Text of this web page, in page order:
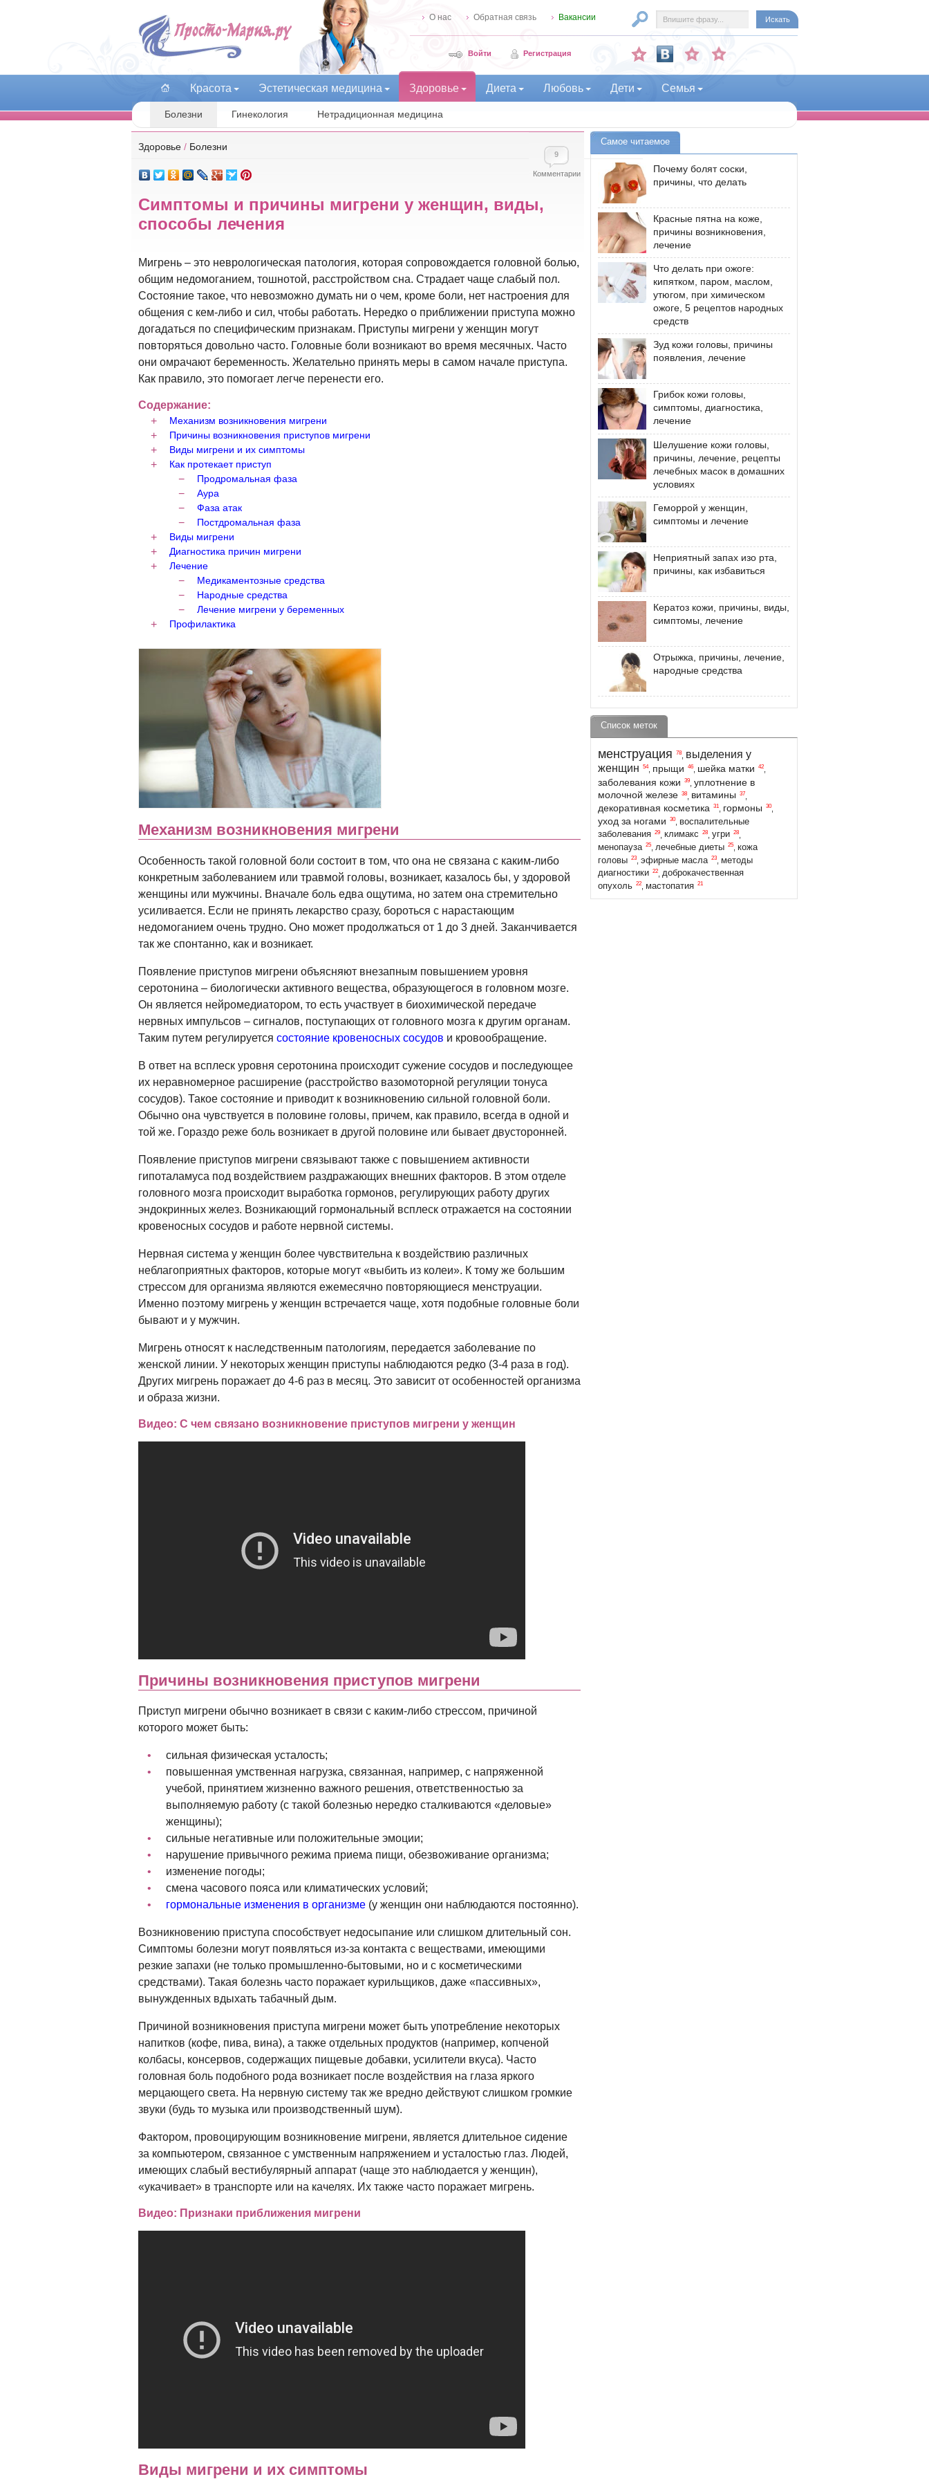
О нас Обратная связь Вакансии
Войти Регистрация
Красота Эстетическая медицина Здоровье Диета Любовь Дети Семья
Болезни Гинекология Нетрадиционная медицина
Здоровье / Болезни
9
Комментарии
Симптомы и причины мигрени у женщин, виды,
способы лечения
Мигрень – это неврологическая патология, которая сопровождается головной болью,
общим недомоганием, тошнотой, расстройством сна. Страдает чаще слабый пол.
Состояние такое, что невозможно думать ни о чем, кроме боли, нет настроения для
общения с кем-либо и сил, чтобы работать. Нередко о приближении приступа можно
догадаться по специфическим признакам. Приступы мигрени у женщин могут
повторяться довольно часто. Головные боли возникают во время месячных. Часто
они омрачают беременность. Желательно принять меры в самом начале приступа.
Как правило, это помогает легче перенести его.
Содержание:
Механизм возникновения мигрени
Причины возникновения приступов мигрени
Виды мигрени и их симптомы
Как протекает приступ
Продромальная фаза
Аура
Фаза атак
Постдромальная фаза
Виды мигрени
Диагностика причин мигрени
Лечение
Медикаментозные средства
Народные средства
Лечение мигрени у беременных
Профилактика
Механизм возникновения мигрени
Особенность такой головной боли состоит в том, что она не связана с каким-либо
конкретным заболеванием или травмой головы, возникает, казалось бы, у здоровой
женщины или мужчины. Вначале боль едва ощутима, но затем она стремительно
усиливается. Если не принять лекарство сразу, бороться с нарастающим
недомоганием очень трудно. Оно может продолжаться от 1 до 3 дней. Заканчивается
так же спонтанно, как и возникает.
Появление приступов мигрени объясняют внезапным повышением уровня
серотонина – биологически активного вещества, образующегося в головном мозге.
Он является нейромедиатором, то есть участвует в биохимической передаче
нервных импульсов – сигналов, поступающих от головного мозга к другим органам.
Таким путем регулируется состояние кровеносных сосудов и кровообращение.
В ответ на всплеск уровня серотонина происходит сужение сосудов и последующее
их неравномерное расширение (расстройство вазомоторной регуляции тонуса
сосудов). Такое состояние и приводит к возникновению сильной головной боли.
Обычно она чувствуется в половине головы, причем, как правило, всегда в одной и
той же. Гораздо реже боль возникает в другой половине или бывает двусторонней.
Появление приступов мигрени связывают также с повышением активности
гипоталамуса под воздействием раздражающих внешних факторов. В этом отделе
головного мозга происходит выработка гормонов, регулирующих работу других
эндокринных желез. Возникающий гормональный всплеск отражается на состоянии
кровеносных сосудов и работе нервной системы.
Нервная система у женщин более чувствительна к воздействию различных
неблагоприятных факторов, которые могут «выбить из колеи». К тому же большим
стрессом для организма являются ежемесячно повторяющиеся менструации.
Именно поэтому мигрень у женщин встречается чаще, хотя подобные головные боли
бывают и у мужчин.
Мигрень относят к наследственным патологиям, передается заболевание по
женской линии. У некоторых женщин приступы наблюдаются редко (3-4 раза в год).
Других мигрень поражает до 4-6 раз в месяц. Это зависит от особенностей организма
и образа жизни.
Видео: С чем связано возникновение приступов мигрени у женщин
Причины возникновения приступов мигрени
Приступ мигрени обычно возникает в связи с каким-либо стрессом, причиной
которого может быть:
сильная физическая усталость;
повышенная умственная нагрузка, связанная, например, с напряженной
учебой, принятием жизненно важного решения, ответственностью за
выполняемую работу (с такой болезнью нередко сталкиваются «деловые»
женщины);
сильные негативные или положительные эмоции;
нарушение привычного режима приема пищи, обезвоживание организма;
изменение погоды;
смена часового пояса или климатических условий;
гормональные изменения в организме (у женщин они наблюдаются постоянно).
Возникновению приступа способствует недосыпание или слишком длительный сон.
Симптомы болезни могут появляться из-за контакта с веществами, имеющими
резкие запахи (не только промышленно-бытовыми, но и с косметическими
средствами). Такая болезнь часто поражает курильщиков, даже «пассивных»,
вынужденных вдыхать табачный дым.
Причиной возникновения приступа мигрени может быть употребление некоторых
напитков (кофе, пива, вина), а также отдельных продуктов (например, копченой
колбасы, консервов, содержащих пищевые добавки, усилители вкуса). Часто
головная боль подобного рода возникает после воздействия на глаза яркого
мерцающего света. На нервную систему так же вредно действуют слишком громкие
звуки (будь то музыка или производственный шум).
Фактором, провоцирующим возникновение мигрени, является длительное сидение
за компьютером, связанное с умственным напряжением и усталостью глаз. Людей,
имеющих слабый вестибулярный аппарат (чаще это наблюдается у женщин),
«укачивает» в транспорте или на качелях. Их также часто поражает мигрень.
Видео: Признаки приближения мигрени
Виды мигрени и их симптомы
Самое читаемое
Почему болят соски,
причины, что делать
Красные пятна на коже,
причины возникновения,
лечение
Что делать при ожоге:
кипятком, паром, маслом,
утюгом, при химическом
ожоге, 5 рецептов народных
средств
Зуд кожи головы, причины
появления, лечение
Грибок кожи головы,
симптомы, диагностика,
лечение
Шелушение кожи головы,
причины, лечение, рецепты
лечебных масок в домашних
условиях
Геморрой у женщин,
симптомы и лечение
Неприятный запах изо рта,
причины, как избавиться
Кератоз кожи, причины, виды,
симптомы, лечение
Отрыжка, причины, лечение,
народные средства
Список меток
менструация 78
выделения у
женщин
54, прыщи 46 шейка матки 42
заболевания кожи 39
уплотнение в
молочной железе 38 витамины 37
декоративная косметика 31 гормоны 30,
уход за ногами 30, воспалительные
заболевания 29 климакс 28 угри 28
менопауза 25 лечебные диеты 25
кожа
головы 23 эфирные масла 23
методы
диагностики 22
доброкачественная
опухоль 22 мастопатия 21